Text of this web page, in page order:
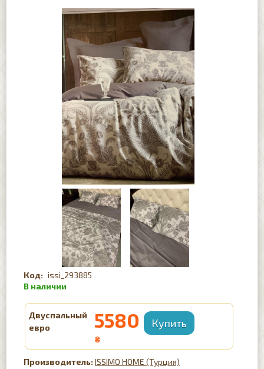
issi_293885
Двуспальный
евро
5580
₴
ISSIMO HOME (Турция)